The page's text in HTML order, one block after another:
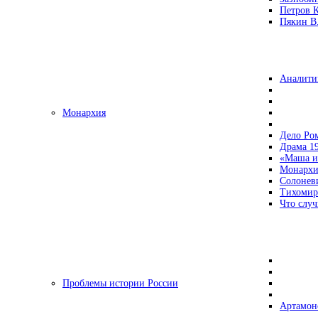
Петров
Пякин
Монархия
Дело
Драма
«Маша и
Что
Проблемы истории России